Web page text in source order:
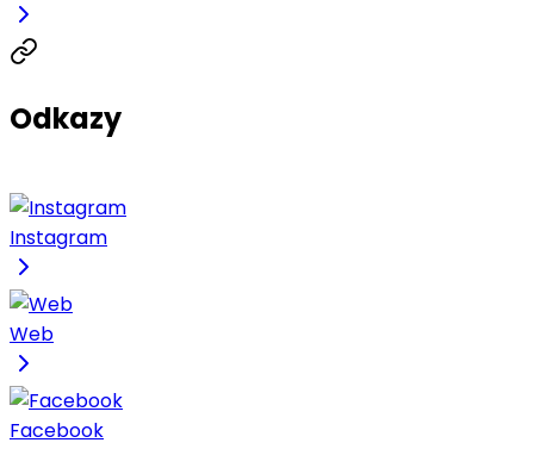
Odkazy
Instagram
Web
Facebook